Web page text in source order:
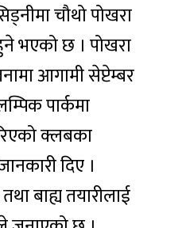
चौथो पोखरा
भएको छ । पोखरा
आगामी सेप्टेम्बर
पार्कमा
क्लबका
दिए ।
बाह्य तयारीलाई